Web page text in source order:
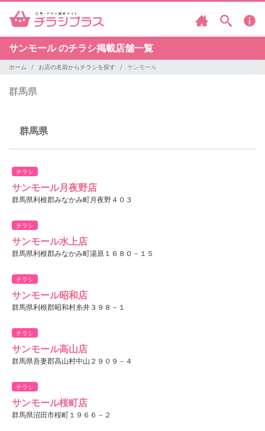
サンモール のチラシ掲載店舗一覧
ホーム お店の名前からチラシを探す サンモール
群馬県
群馬県
チラシ
サンモール月夜野店
群馬県利根郡みなかみ町月夜野４０３
チラシ
サンモール水上店
群馬県利根郡みなかみ町湯原１６８０－１５
チラシ
サンモール昭和店
群馬県利根郡昭和村糸井３９８－１
チラシ
サンモール高山店
群馬県吾妻郡高山村中山２９０９－４
チラシ
サンモール桜町店
群馬県沼田市桜町１９６６－２